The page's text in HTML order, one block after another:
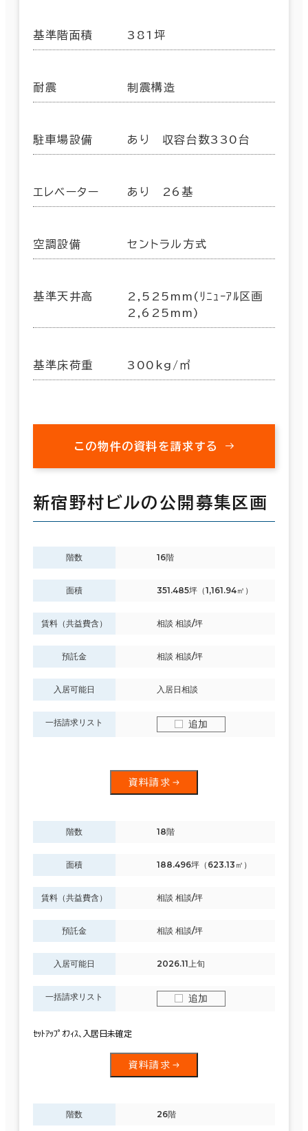
基準階面積 381坪
耐震 制震構造
駐車場設備 あり 収容台数330台
エレベーター あり 26基
空調設備 セントラル方式
基準天井高
2,525mm(ﾘﾆｭｰｱﾙ区画
2,625mm)
基準床荷重 300kg/㎡
この物件の資料を請求する
新宿野村ビルの公開募集区画
階数 16階
面積 351.485坪（1,161.94㎡）
賃料（共益費含） 相談 相談/坪
預託金 相談 相談/坪
入居可能日 入居日相談
一括請求リスト 追加
資料請求
階数 18階
面積 188.496坪（623.13㎡）
賃料（共益費含） 相談 相談/坪
預託金 相談 相談/坪
入居可能日 2026.11上旬
一括請求リスト 追加
ｾｯﾄｱｯﾌﾟｵﾌｨｽ､入居日未確定
資料請求
階数 26階